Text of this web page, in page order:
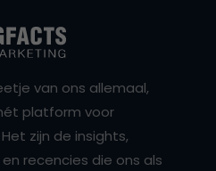
van ons allemaal,
platform voor
zijn de insights,
recencies die ons als